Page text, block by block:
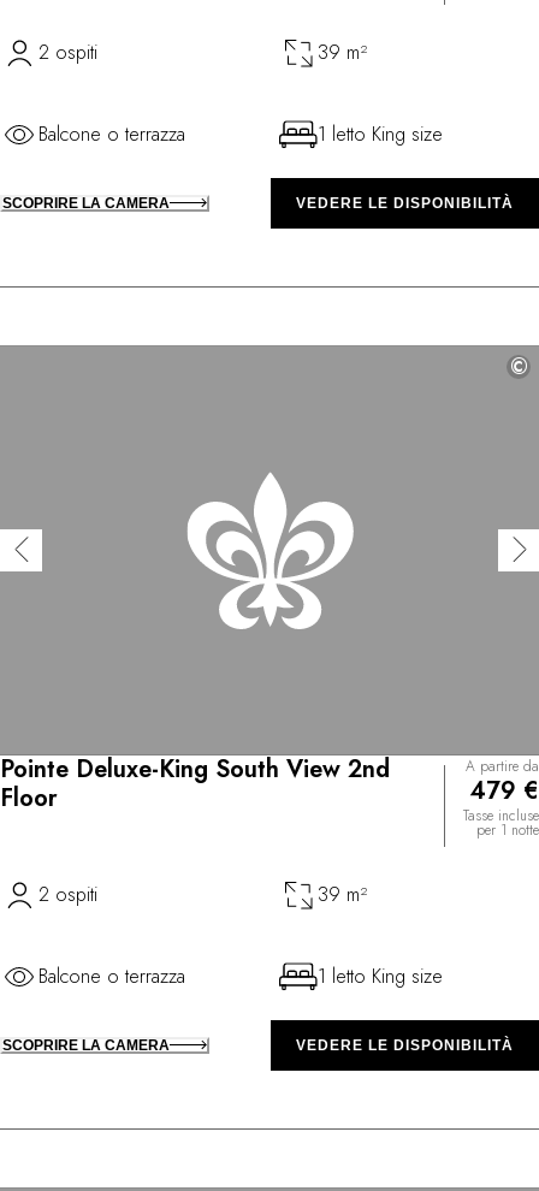
2 ospiti 39 m²
Balcone o terrazza 1 letto King size
SCOPRIRE LA CAMERA VEDERE LE DISPONIBILITÀ
©
Pointe Deluxe-King South View 2nd
Floor
A partire da
479 €
Tasse incluse
per 1 notte
2 ospiti 39 m²
Balcone o terrazza 1 letto King size
SCOPRIRE LA CAMERA VEDERE LE DISPONIBILITÀ